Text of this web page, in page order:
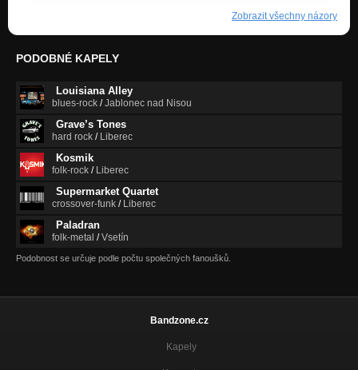
Zobrazit všechny názory
PODOBNÉ KAPELY
Louisiana Alley
blues-rock /Jablonec nad Nisou
Grave’s Tones
hard rock / Liberec
Kosmik
folk-rock / Liberec
Supermarket Quartet
crossover-funk / Liberec
Paladran
folk-metal /Vsetín
Podobnost se určuje podle počtu společných fanoušků.
Bandzone.cz
Kapely